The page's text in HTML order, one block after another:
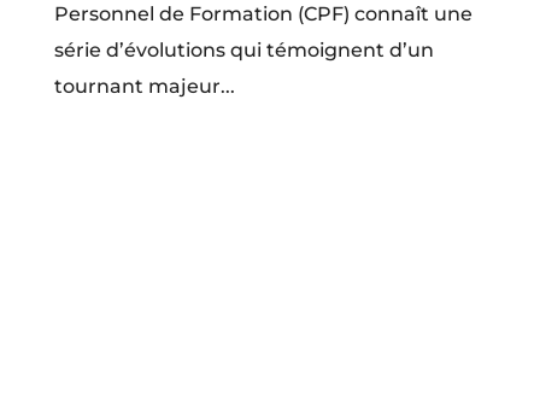
Personnel de Formation (CPF) connaît une
série d’évolutions qui témoignent d’un
tournant majeur...